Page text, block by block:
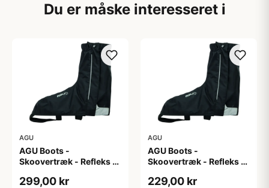
Du er måske interesseret i
AGU
AGU Boots -
Skoovertræk - Refleks -
299,00 kr
AGU
AGU Boots -
Skoovertræk - Refleks -
229,00 kr